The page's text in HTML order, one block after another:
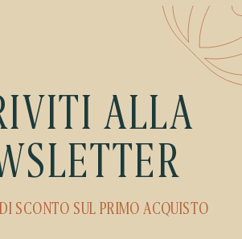
ALLA
SCONTO SUL PRIMO ACQUISTO